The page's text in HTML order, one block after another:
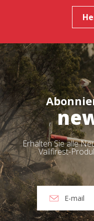
Erhalten Sie alle
Vallfirest-